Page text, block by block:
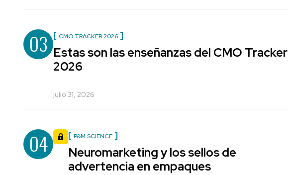
03 CMO TRACKER 2026
Estas son las enseñanzas del CMO Tracker
2026
julio 31, 2026
04 P&M SCIENCE
Neuromarketing y los sellos de
advertencia en empaques